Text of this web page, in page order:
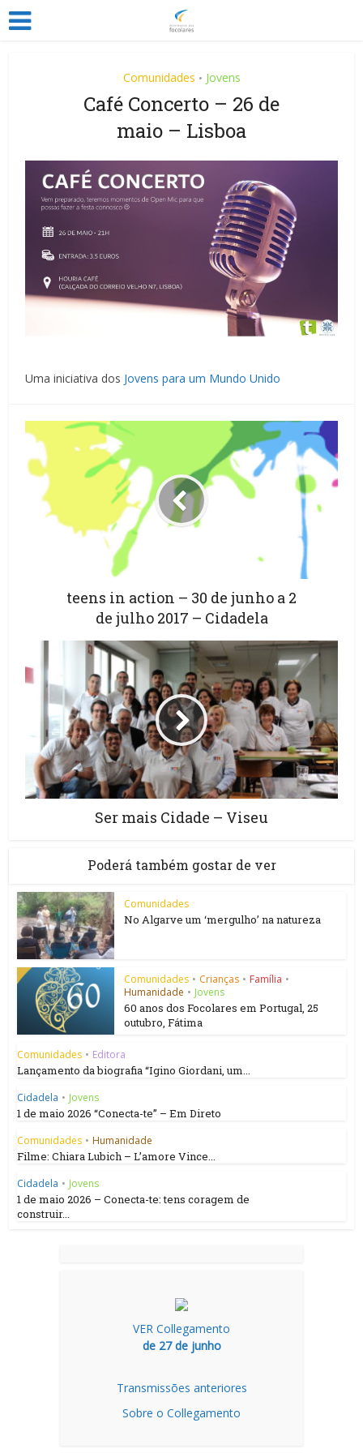
Comunidades • Jovens
Café Concerto – 26 de
maio – Lisboa
Uma iniciativa dos Jovens para um Mundo Unido
teens in action – 30 de junho a 2
de julho 2017 – Cidadela
Ser mais Cidade – Viseu
Poderá também gostar de ver
Comunidades
No Algarve um ‘mergulho’ na natureza
Comunidades • Crianças • Família •
Humanidade • Jovens
60 anos dos Focolares em Portugal, 25
outubro, Fátima
Comunidades • Editora
Lançamento da biografia “Igino Giordani, um...
Cidadela • Jovens
1 de maio 2026 “Conecta-te” – Em Direto
Comunidades • Humanidade
Filme: Chiara Lubich – L’amore Vince...
Cidadela • Jovens
1 de maio 2026 – Conecta-te: tens coragem de
construir...
VER Collegamento
de 27 de junho
Transmissões anteriores
Sobre o Collegamento